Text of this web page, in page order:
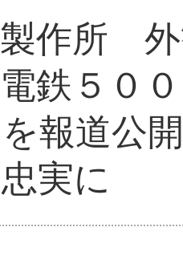
作所
鉄５０
報道公
実に